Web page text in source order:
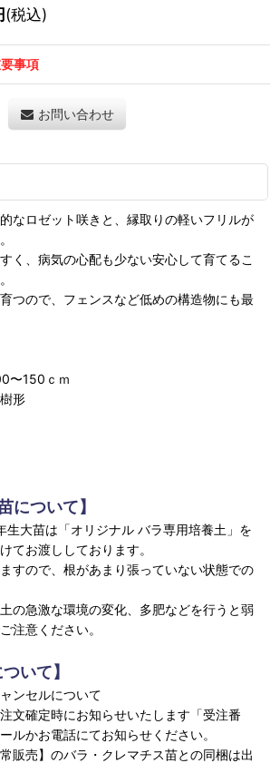
(税込)
事項
お問い合わせ
なロゼット咲きと、縁取りの軽いフリルが
く、病気の心配も少ない安心して育てるこ
つので、フェンスなど低めの構造物にも最
〜150ｃｍ
形
について】
生大苗は「オリジナル バラ専用培養土」を
てお渡ししております。
すので、根があまり張っていない状態での
の急激な環境の変化、多肥などを行うと弱
注意ください。
いて】
ンセルについて
文確定時にお知らせいたします「受注番
ルかお電話にてお知らせください。
販売】のバラ・クレマチス苗との同梱は出